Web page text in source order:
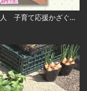
「地域の子育てコミュニティー ～NPO法人 子育て応援かざぐるま～」